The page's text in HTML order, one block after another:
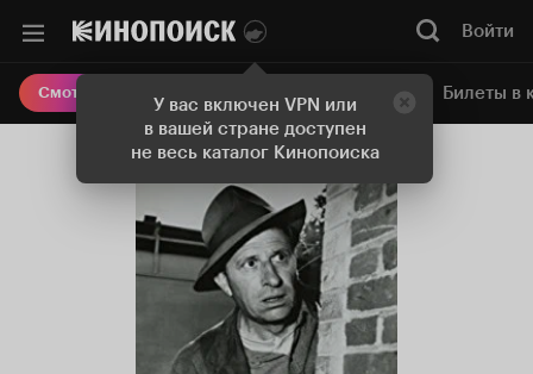
У вас включен VPN или
в вашей стране доступен
не весь каталог Кинопоиска
Войти
Смотреть кино Онлайн-кинотеатр Билеты в